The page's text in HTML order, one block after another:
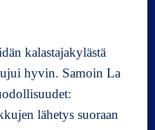
kalastajakylästä
hyvin. Samoin La
lähetys suoraan